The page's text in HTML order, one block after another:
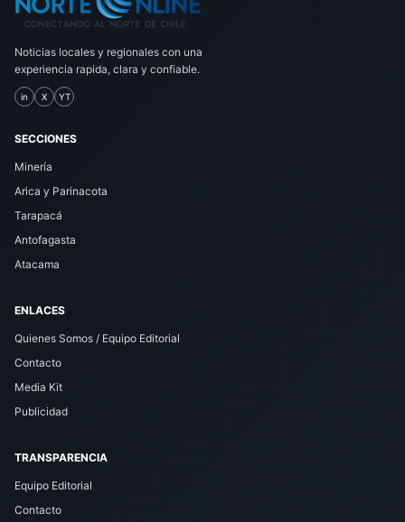
Noticias locales y regionales con una
experiencia rapida, clara y confiable.
in X YT
SECCIONES
Minería
Arica y Parinacota
Tarapacá
Antofagasta
Atacama
ENLACES
Quienes Somos / Equipo Editorial
Contacto
Media Kit
Publicidad
TRANSPARENCIA
Equipo Editorial
Contacto